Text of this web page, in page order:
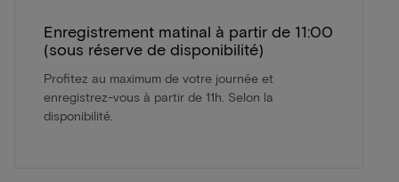
Enregistrement matinal à partir de 11:00
(sous réserve de disponibilité)
Profitez au maximum de votre journée et
enregistrez-vous à partir de 11h. Selon la
disponibilité.